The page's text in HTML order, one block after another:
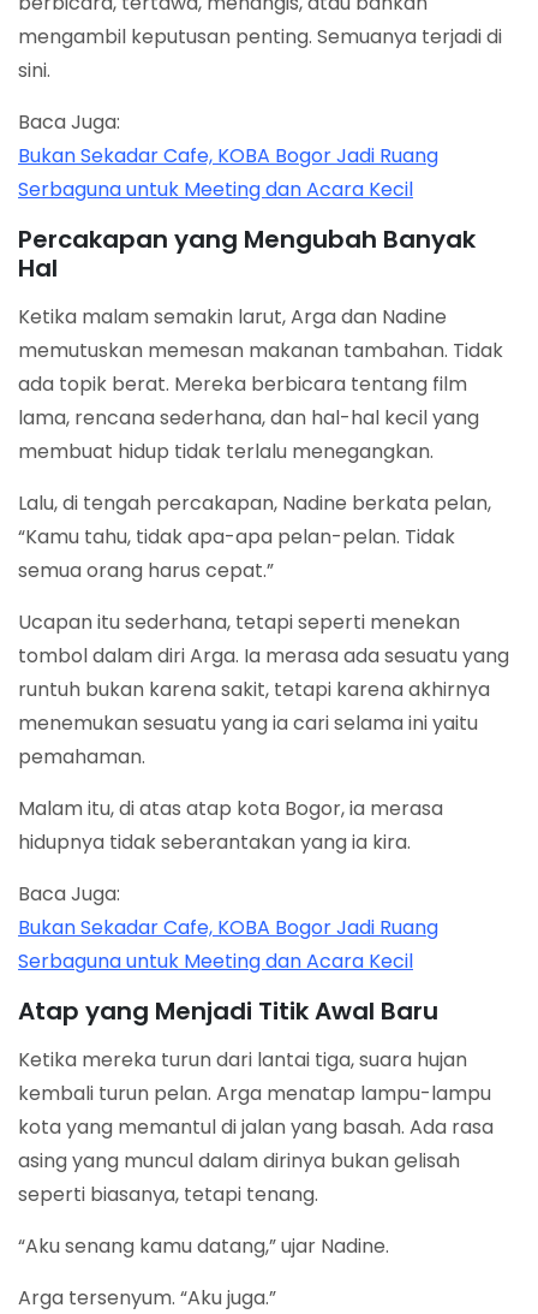
mengambil keputusan penting. Semuanya terjadi di
sini.
Baca Juga:
Bukan Sekadar Cafe, KOBA Bogor Jadi Ruang
Serbaguna untuk Meeting dan Acara Kecil
Percakapan yang Mengubah Banyak
Hal
Ketika malam semakin larut, Arga dan Nadine
memutuskan memesan makanan tambahan. Tidak
ada topik berat. Mereka berbicara tentang film
lama, rencana sederhana, dan hal-hal kecil yang
membuat hidup tidak terlalu menegangkan.
Lalu, di tengah percakapan, Nadine berkata pelan,
“Kamu tahu, tidak apa-apa pelan-pelan. Tidak
semua orang harus cepat.”
Ucapan itu sederhana, tetapi seperti menekan
tombol dalam diri Arga. Ia merasa ada sesuatu yang
runtuh bukan karena sakit, tetapi karena akhirnya
menemukan sesuatu yang ia cari selama ini yaitu
pemahaman.
Malam itu, di atas atap kota Bogor, ia merasa
hidupnya tidak seberantakan yang ia kira.
Baca Juga:
Bukan Sekadar Cafe, KOBA Bogor Jadi Ruang
Serbaguna untuk Meeting dan Acara Kecil
Atap yang Menjadi Titik Awal Baru
Ketika mereka turun dari lantai tiga, suara hujan
kembali turun pelan. Arga menatap lampu-lampu
kota yang memantul di jalan yang basah. Ada rasa
asing yang muncul dalam dirinya bukan gelisah
seperti biasanya, tetapi tenang.
“Aku senang kamu datang,” ujar Nadine.
Arga tersenyum. “Aku juga.”